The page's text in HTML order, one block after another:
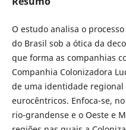
O estudo analisa o
do Brasil sob a ótica da
que forma as companhias
Companhia Colonizadora
de uma identidade regional
eurocêntricos. Enfoca-se,
rio-grandense e o Oeste e